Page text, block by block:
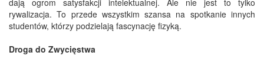
dają ogrom satysfakcji intelektualnej. Ale nie jest to tylko
rywalizacja. To przede wszystkim szansa na spotkanie innych
studentów, którzy podzielają fascynację fizyką.
Droga do Zwycięstwa